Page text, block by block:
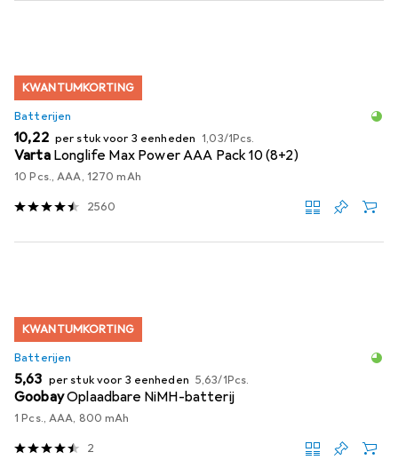
KWANTUMKORTING
Batterijen
EUR
10,22 per stuk voor 3 eenheden EUR
1,03/1Pcs.
Varta Longlife Max Power AAA Pack 10 (8+2)
10 Pcs., AAA, 1270 mAh
2560
KWANTUMKORTING
Batterijen
EUR
5,63 per stuk voor 3 eenheden EUR
5,63/1Pcs.
GoobayOplaadbare NiMH-batterij
1 Pcs., AAA, 800 mAh
2